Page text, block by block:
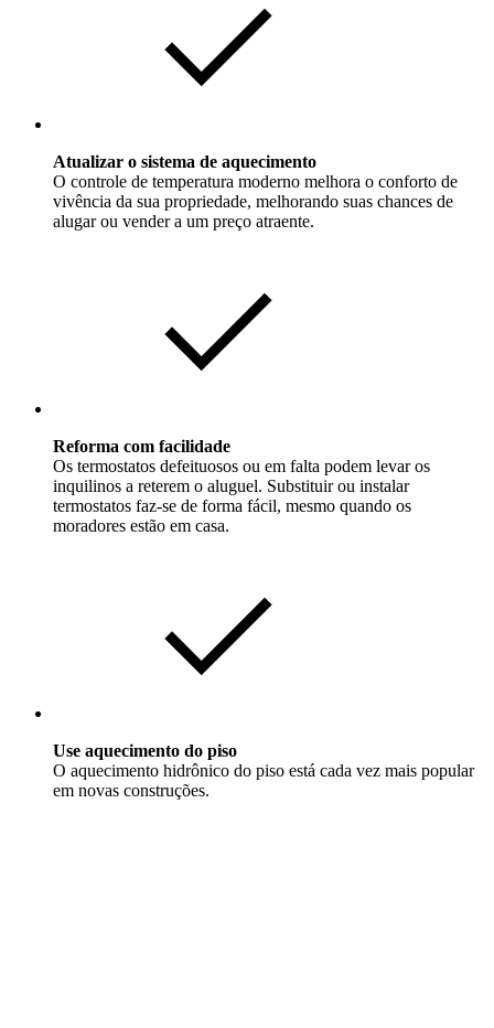
Atualizar o sistema de aquecimento
O controle de temperatura moderno melhora o conforto de
vivência da sua propriedade, melhorando suas chances de
alugar ou vender a um preço atraente.
Reforma com facilidade
Os termostatos defeituosos ou em falta podem levar os
inquilinos a reterem o aluguel. Substituir ou instalar
termostatos faz-se de forma fácil, mesmo quando os
moradores estão em casa.
Use aquecimento do piso
O aquecimento hidrônico do piso está cada vez mais popular
em novas construções.